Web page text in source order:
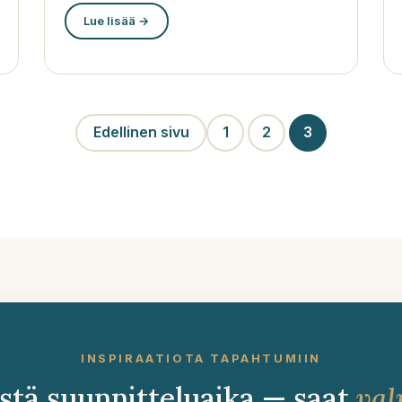
Lue lisää →
Edellinen sivu 1 2 3
INSPIRAATIOTA TAPAHTUMIIN